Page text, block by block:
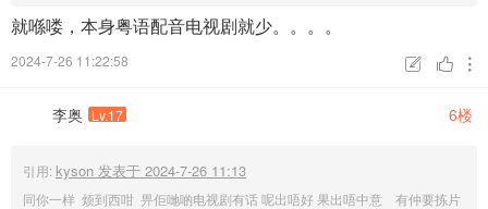
就喺喽，本身粤语配音电视剧就少。。。。
2024-7-26 11:22:58  

李奥 Lv.17 6楼
引用: kyson 发表于 2024-7-26 11:13
同你一样 烦到西咁 畀佢哋啲电视剧有话 呢出唔好 果出唔中意 有仲要拣片